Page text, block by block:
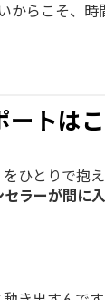
らこそ、時
ートは
ひとりで抱え
ラーが間に